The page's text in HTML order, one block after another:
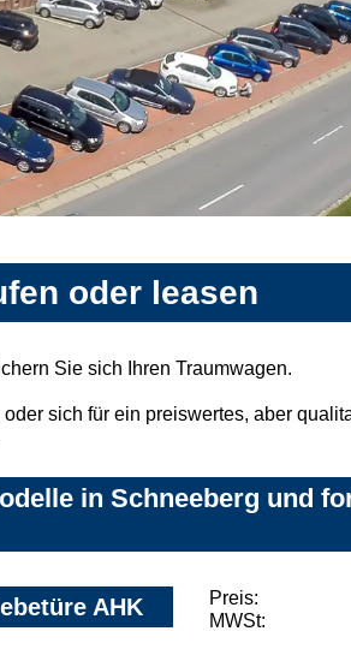
oder leasen
Sie sich Ihren Traumwagen.
sich für ein preiswertes, aber
in Schneeberg und
AHK Preis:
MWSt: